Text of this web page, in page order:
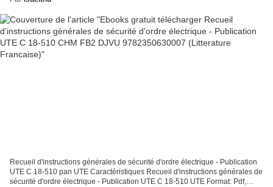
Recueil d'instructions générales de sécurité d'ordre électrique - Publication
UTE C 18-510 pan UTE Caractéristiques Recueil d'instructions générales de
sécurité d'ordre électrique - Publication UTE C 18-510 UTE Format: Pdf,